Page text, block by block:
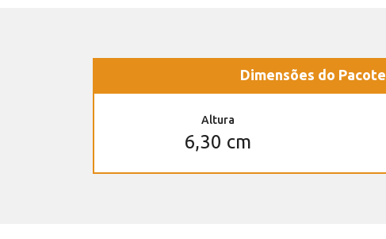
Dimensões do Pacote
Altura
6,30 cm